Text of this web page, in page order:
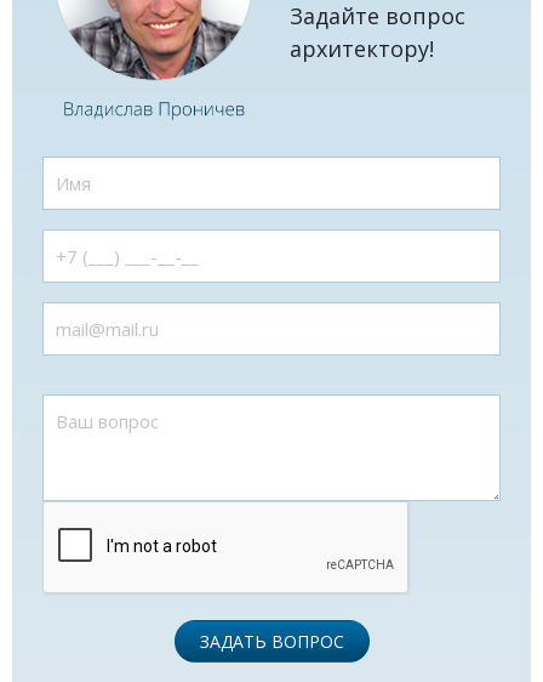
Задайте вопрос
архитектору!
ЗАДАТЬ ВОПРОС